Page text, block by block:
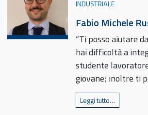
INDUSTRIALE
Fabio Michele
“Ti posso aiutare
hai difficoltà a
studente
giovane; inoltre ti
Leggi tutto…